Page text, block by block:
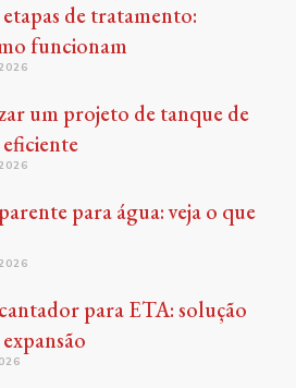
de tratamento:
funcionam
um projeto de tanque de
para água: veja o que
para ETA: solução